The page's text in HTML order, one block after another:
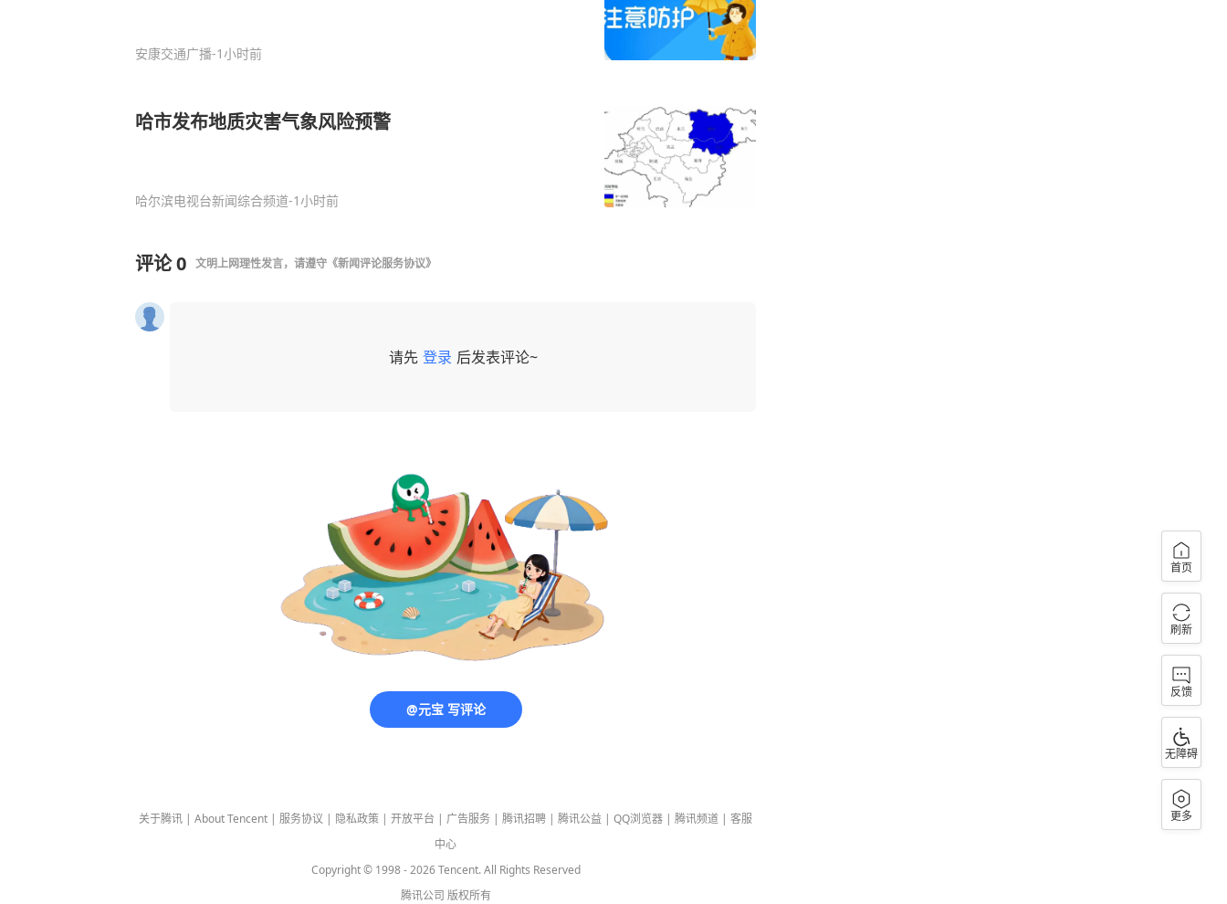
安康交通广播-1小时前
哈市发布地质灾害气象风险预警
哈尔滨电视台新闻综合频道-1小时前
评论0 文明上网理性发言，请遵守 《新闻评论服务协议》
请先 登录 后发表评论~
@元宝 写评论
关于腾讯 | About Tencent | 服务协议 | 隐私政策 | 开放平台 | 广告服务 | 腾讯招聘 | 腾讯公益 | QQ浏览器 | 腾讯频道 | 客服
中心
Copyright © 1998 -2026Tencent. All Rights Reserved
腾讯公司 版权所有
首页
刷新
反馈
无障碍
更多